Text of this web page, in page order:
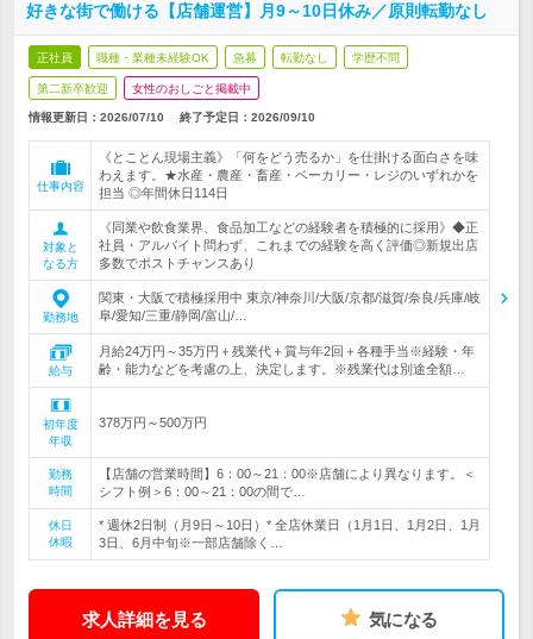
好きな街で働ける【店舗運営】月9～10日休み／原則転勤なし
正社員 職種・業種未経験OK 急募 転勤なし 学歴不問
第二新卒歓迎 女性のおしごと掲載中
情報更新日：2026/07/10 終了予定日： 2026/09/10
仕事内容
《とことん現場主義》「何をどう売るか」を仕掛ける面白さを味
わえます。★水産・農産・畜産・ベーカリー・レジのいずれかを
担当 ◎年間休日114日
対象と
なる方
《同業や飲食業界、食品加工などの経験者を積極的に採用》◆正
社員・アルバイト問わず、これまでの経験を高く評価◎新規出店
多数でポストチャンスあり
勤務地
関東・大阪で積極採用中 東京/神奈川/大阪/京都/滋賀/奈良/兵庫/岐
阜/愛知/三重/静岡/富山/…
給与
月給24万円～35万円＋残業代＋賞与年2回＋各種手当※経験・年
齢・能力などを考慮の上、決定します。※残業代は別途全額…
初年度
年収
378万円～500万円
勤務
時間
【店舗の営業時間】6：00～21：00※店舗により異なります。＜
シフト例＞6：00～21：00の間で…
休日
休暇
* 週休2日制（月9日～10日）* 全店休業日（1月1日、1月2日、1月
3日、6月中旬※一部店舗除く…
求人詳細を見る 気になる